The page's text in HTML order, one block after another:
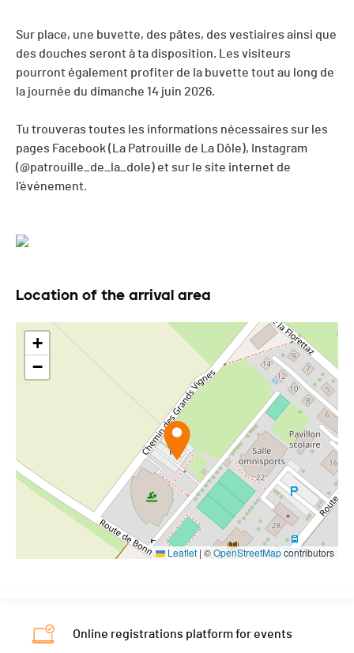
Sur place, une buvette, des pâtes, des vestiaires ainsi que
des douches seront à ta disposition. Les visiteurs
pourront également profiter de la buvette tout au long de
la journée du dimanche 14 juin 2026.
Tu trouveras toutes les informations nécessaires sur les
pages Facebook (La Patrouille de La Dôle), Instagram
(@patrouille_de_la_dole) et sur le site internet de
l'événement.
Location of the arrival area
+
−
Leaflet | ©OpenStreetMapcontributors
Online registrations platform for events